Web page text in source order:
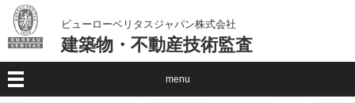
ビューローベリタスジャパン株式会社
建築物・不動産技術監査
menu